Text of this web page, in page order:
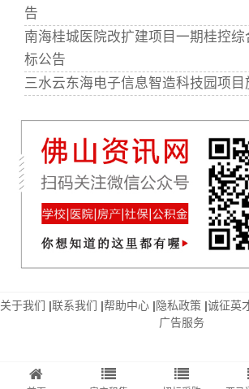
告
南海桂城医院改扩建项目一期桂控
标公告
三水云东海电子信息智造科技园项目
关于我们 |联系我们 |帮助中心 |隐私政策 |诚征英
广告服务